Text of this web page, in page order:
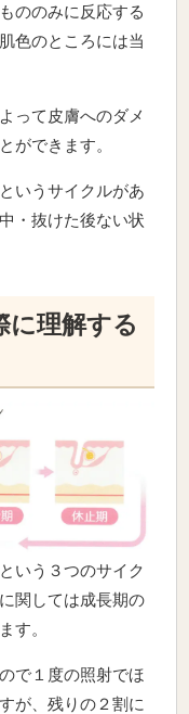
ののみに反応する
色のところには当
って皮膚へのダメ
ができます。
いうサイクルがあ
・抜けた後ない状
に理解する
いう３つのサイク
関しては成長期の
す。
で１度の照射でほ
が、残りの２割に